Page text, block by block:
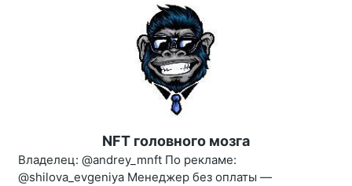
NFT головного мозга
Владелец: @andrey_mnft По рекламе:
@shilova_evgeniya Менеджер без оплаты —